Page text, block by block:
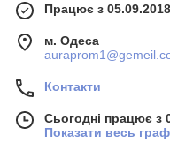
Працює з 05.09.2018
м. Одеса
Контакти
Сьогодні працює з
Показати весь